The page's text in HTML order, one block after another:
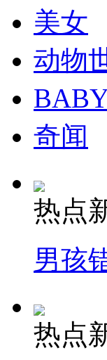
纽约上演“枕头
司机酒驾遇交
美女
动物
奇闻
热点
男孩
热点